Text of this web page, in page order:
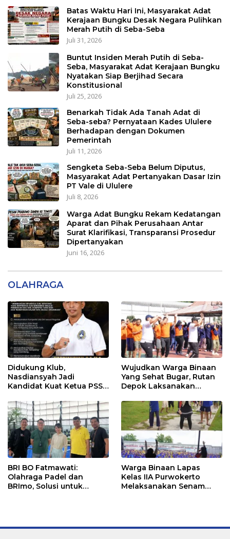
Batas Waktu Hari Ini, Masyarakat Adat
Kerajaan Bungku Desak Negara Pulihkan
Merah Putih di Seba-Seba
Juli 31, 2026
Buntut Insiden Merah Putih di Seba-
Seba, Masyarakat Adat Kerajaan Bungku
Nyatakan Siap Berjihad Secara
Konstitusional
Juli 25, 2026
Benarkah Tidak Ada Tanah Adat di
Seba-seba? Pernyataan Kades Ululere
Berhadapan dengan Dokumen
Pemerintah
Juli 11, 2026
Sengketa Seba-Seba Belum Diputus,
Masyarakat Adat Pertanyakan Dasar Izin
PT Vale di Ululere
Juli 8, 2026
Warga Adat Bungku Rekam Kedatangan
Aparat dan Pihak Perusahaan Antar
Surat Klarifikasi, Transparansi Prosedur
Dipertanyakan
Juni 16, 2026
OLAHRAGA
Didukung Klub,
Nasdiansyah Jadi
Kandidat Kuat Ketua PSSI
Wujudkan Warga Binaan
Yang Sehat Bugar, Rutan
Depok Laksanakan
BRI BO Fatmawati:
Olahraga Padel dan
BRImo, Solusi untuk
Warga Binaan Lapas
Kelas IIA Purwokerto
Melaksanakan Senam